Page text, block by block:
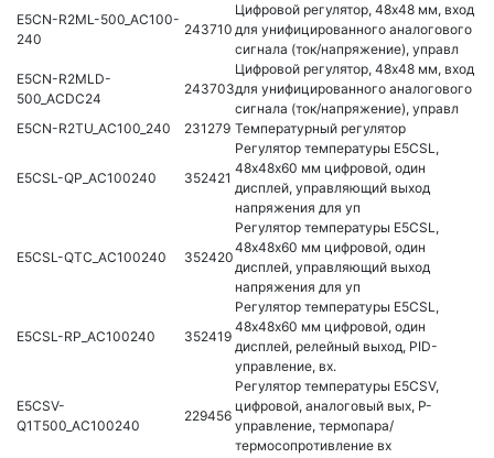
E5CN-R2ML-500_AC100-
240
243710
Цифровой регулятор, 48х48 мм, вход
для унифицированного аналогового
сигнала (ток/напряжение), управл
E5CN-R2MLD-
500_ACDC24
243703
Цифровой регулятор, 48х48 мм, вход
для унифицированного аналогового
сигнала (ток/напряжение), управл
E5CN-R2TU_AC100_240
231279 Температурный регулятор
E5CSL-QP_AC100240 352421
Регулятор температуры E5CSL,
48х48х60 мм цифровой, один
дисплей, управляющий выход
напряжения для уп
E5CSL-QTC_AC100240 352420
Регулятор температуры E5CSL,
48х48х60 мм цифровой, один
дисплей, управляющий выход
напряжения для уп
E5CSL-RP_AC100240 352419
Регулятор температуры E5CSL,
48х48х60 мм цифровой, один
дисплей, релейный выход, PID-
управление, вх.
E5CSV-
Q1T500_AC100240
229456
Регулятор температуры E5CSV,
цифровой, аналоговый вых, P-
управление, термопара/
термосопротивление вх